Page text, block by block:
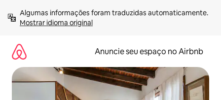
para
Mostrar idioma original
Anuncie seu espaço no Airbnb